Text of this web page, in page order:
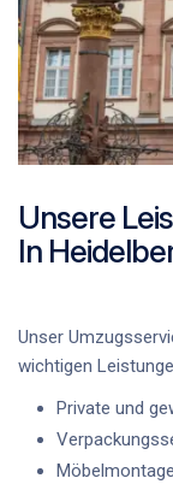
Unsere
In
Unser
wichtigen
Private und